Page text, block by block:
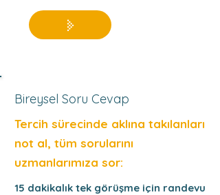
Bireysel Soru Cevap
Tercih sürecinde aklına takılanları
not al, tüm sorularını
uzmanlarımıza sor:
15 dakikalık tek görüşme için randevu